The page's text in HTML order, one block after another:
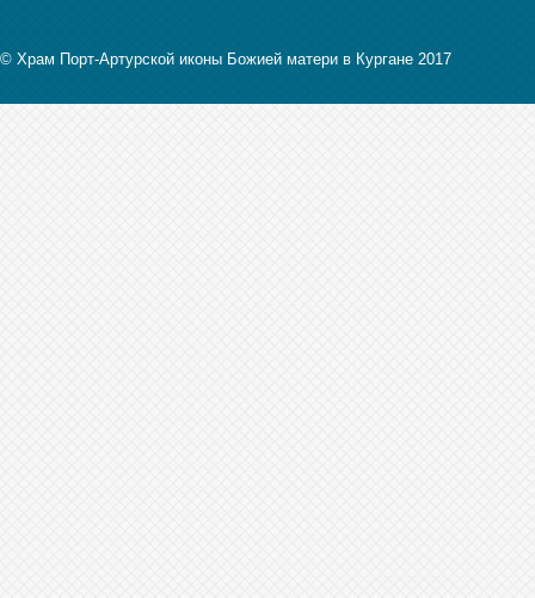
© Храм Порт-Артурской иконы Божией матери в Кургане 2017